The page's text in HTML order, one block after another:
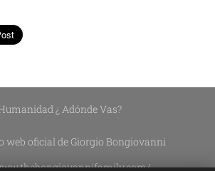
¿ Adónde Vas?
web oficial de Giorgio Bongiovanni